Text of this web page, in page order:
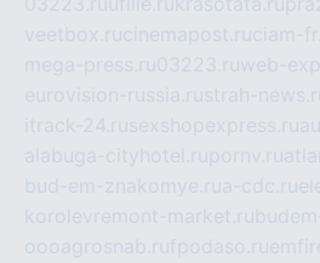
veetbox.rucinemapost.ruciam-
mega-press.ru03223.ruweb-
eurovision-russia.rustrah-
itrack-24.rusexshopexpress.ru
alabuga-cityhotel.rupornv.ru
bud-em-znakomye.rua-cdc.ru
korolevremont-market.ru
oooagrosnab.rufpodaso.ru